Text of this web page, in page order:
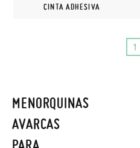
CINTA ADHESIVA
1
MENORQUINAS
AVARCAS